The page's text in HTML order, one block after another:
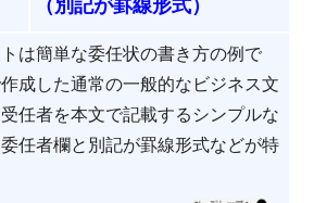
（別記が罫線形式）
は簡単な委任状の書き方の例で
成した通常の一般的なビジネス文
任者を本文で記載するシンプルな
任者欄と別記が罫線形式などが特